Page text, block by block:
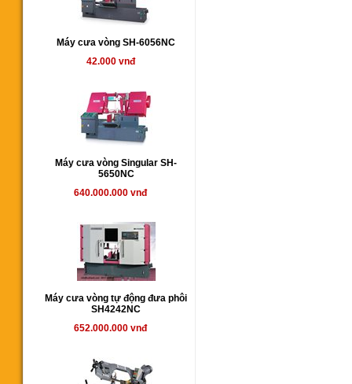
Máy cưa vòng SH-6056NC
42.000 vnđ
Máy cưa vòng Singular SH-
5650NC
640.000.000 vnđ
Máy cưa vòng tự động đưa phôi
SH4242NC
652.000.000 vnđ